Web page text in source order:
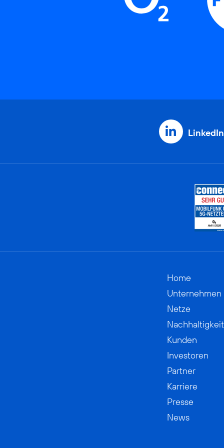
LinkedIn
Home
Unternehmen
Netze
Nachhaltigkeit
Kunden
Investoren
Partner
Karriere
Presse
News